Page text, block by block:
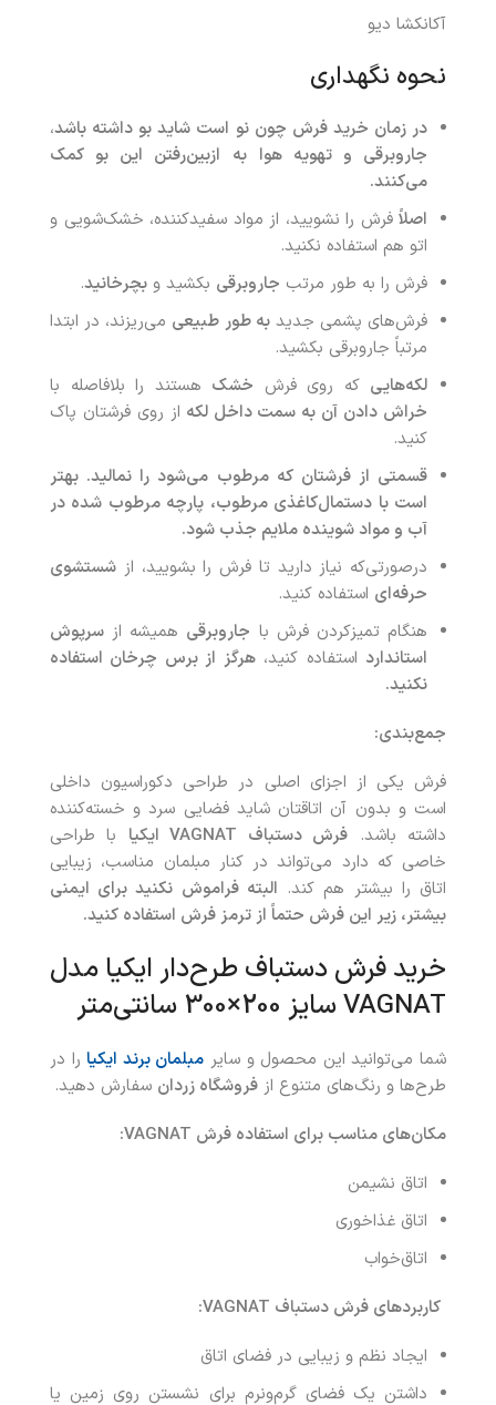
آکانکشا دیو
نحوه نگهداری
در زمان خرید فرش چون نو است شاید بو داشته باشد،
جاروبرقی و تهویه هوا به ازبین‌رفتن این بو کمک
می‌کنند.
اصلاً فرش را نشویید، از مواد سفیدکننده، خشک‌شویی و
اتو هم استفاده نکنید.
فرش را به طور مرتب جاروبرقی بکشید و بچرخانید.
فرش‌های پشمی جدیدبه طور طبیعی می‌ریزند، در ابتدا
مرتباً جاروبرقی بکشید.
لکه‌هایی که روی فرش خشک هستند را بلافاصله با
خراش دادن آن به سمت داخل لکه از روی فرشتان پاک
کنید.
قسمتی از فرشتان که مرطوب می‌شود را نمالید. بهتر
است با دستمال‌کاغذی مرطوب، پارچه مرطوب شده در
آب و مواد شوینده ملایم جذب شود.
درصورتی‌که نیاز دارید تا فرش را بشویید، از شستشوی
حرفه‌ای استفاده کنید.
هنگام تمیزکردن فرش با جاروبرقی همیشه از سرپوش
استاندارد استفاده کنید،هرگز از برس چرخان استفاده
نکنید.
جمع‌بندی:
فرش یکی از اجزای اصلی در طراحی دکوراسیون داخلی
است و بدون آن اتاقتان شاید فضایی سرد و خسته‌کننده
داشته باشد. فرش دستباف VAGNATایکیا با طراحی
خاصی که دارد می‌تواند در کنار مبلمان مناسب، زیبایی
اتاق را بیشتر هم کند. البته فراموش نکنید برای ایمنی
بیشتر، زیر این فرش حتماً از ترمز فرش استفاده کنید.
خرید فرش دستباف طرح‌دار ایکیا مدل
VAGNAT سایز 200×300 سانتی‌متر
شما می‌توانید این محصول و سایر مبلمان برند ایکیارا در
طرح‌ها و رنگ‌های متنوع از فروشگاه زردان سفارش دهید.
مکان‌های مناسب برای استفاده فرش VAGNAT:
اتاق نشیمن
اتاق غذاخوری
اتاق‌خواب
کاربردهای فرش دستباف VAGNAT
:
ایجاد نظم و زیبایی در فضای اتاق
داشتن یک فضای گرم‌ونرم برای نشستن روی زمین یا